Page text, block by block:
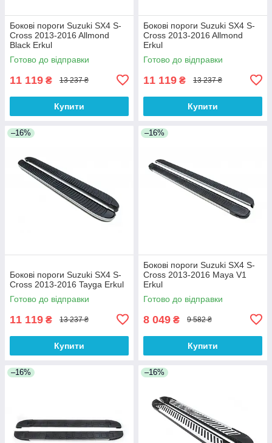
Бокові пороги Suzuki SX4 S-
Cross 2013-2016 Allmond
Black Erkul
Готово до відправки
11 119 ₴ 13 237 ₴
Купити
Бокові пороги Suzuki SX4 S-
Cross 2013-2016 Allmond
Erkul
Готово до відправки
11 119 ₴ 13 237 ₴
Купити
–16%
Бокові пороги Suzuki SX4 S-
Cross 2013-2016 Tayga Erkul
Готово до відправки
11 119 ₴ 13 237 ₴
Купити
–16%
Бокові пороги Suzuki SX4 S-
Cross 2013-2016 Maya V1
Erkul
Готово до відправки
8 049 ₴ 9 582 ₴
Купити
–16% –16%